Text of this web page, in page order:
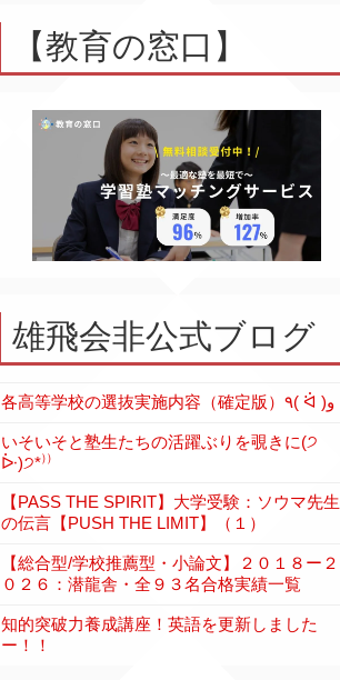
【教育の窓口】
雄飛会非公式ブログ
各高等学校の選抜実施内容（確定版）٩( ᐛ )و
いそいそと塾生たちの活躍ぶりを覗きに(੭
ᐕ)੭*⁾⁾
【PASS THE SPIRIT】大学受験：ソウマ先生
の伝言【PUSH THE LIMIT】（１）
【総合型/学校推薦型・小論文】２０１８ー２
０２６：潜龍舎・全９３名合格実績一覧
知的突破力養成講座！英語を更新しました
ー！！